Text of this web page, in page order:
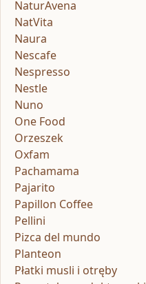
NaturAvena
NatVita
Naura
Nescafe
Nespresso
Nestle
Nuno
One Food
Orzeszek
Oxfam
Pachamama
Pajarito
Papillon Coffee
Pellini
Pizca del mundo
Planteon
Płatki musli i otręby